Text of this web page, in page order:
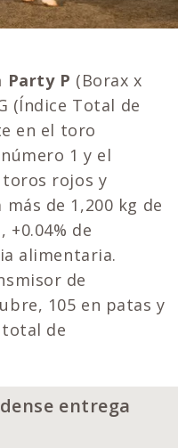
Party P (Borax x
(Índice Total de
en el toro
1 y el
rojos y
de 1,200 kg de
+0.04% de
alimentaria.
de
105 en patas y
total de
entrega